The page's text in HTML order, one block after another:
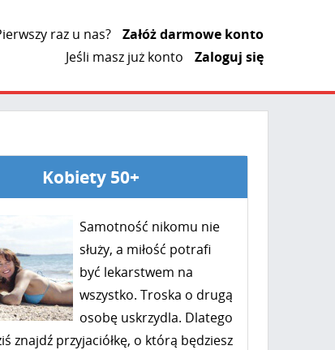
raz u nas?
Załóż darmowe konto
Jeśli masz już konto
Zaloguj się
Kobiety 50+
Samotność nikomu nie
służy, a miłość potrafi
być lekarstwem na
wszystko. Troska o drugą
osobę uskrzydla. Dlatego
znajdź przyjaciółkę, o którą będziesz